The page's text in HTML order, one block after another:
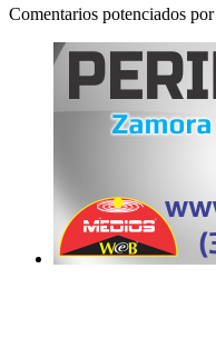
Comentarios potenciados por